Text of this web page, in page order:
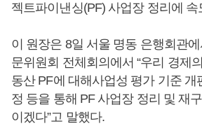
젝트파이낸싱(PF) 사업장 정리에 속
이 원장은 8일 서울 명동 은행회관
문위원회 전체회의에서 “우리 경제
동산 PF에 대해사업성 평가 기준 개
정 등을 통해 PF 사업장 정리 및 재
이겠다”고 말했다.